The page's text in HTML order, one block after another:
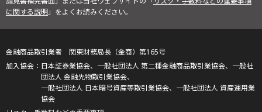
に関する説明」をよくお読みください。
金融商品取引業者 関東財務局長（金商）第165号
日本証券業協会、一般社団法人 第二種金融商品取引業協会、一般社
団法人 金融先物取引業協会、
一般社団法人 日本暗号資産等取引業協会、一般社団法人 資産運用業
協会